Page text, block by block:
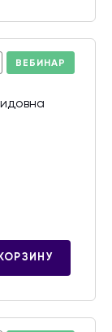
ВЕБИНАР